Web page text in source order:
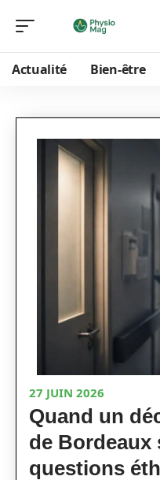
Actualité Bien-être
27 JUIN 2026
Quand un
de Bordeaux
questions